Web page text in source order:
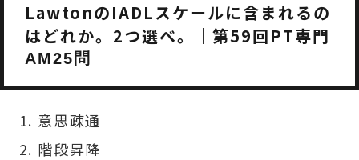
LawtonのIADLスケールに含まれるの
はどれか。2つ選べ。｜第59回PT専門
AM25問
意思疎通
階段昇降